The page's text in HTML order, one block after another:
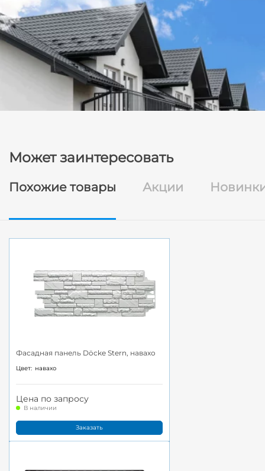
Может заинтересовать
Похожие товары Акции
Фасадная панель Döcke Stern, навахо
Цвет: навахо
Цена по запросу
В наличии
Заказать